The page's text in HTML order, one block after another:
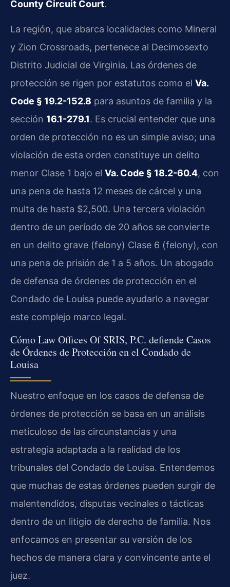
County Circuit Court.
La región, que abarca localidades como Mineral
y Zion Crossroads, pertenece al Decimosexto
Distrito Judicial de Virginia. Las órdenes de
protección se rigen por estatutos como el Va.
Code § 19.2-152.8 para asuntos de familia y la
sección 16.1-279.1. Es crucial entender que una
orden de protección no es un simple aviso; una
violación de esta orden constituye un delito
menor Clase 1 bajo el Va. Code § 18.2-60.4, con
una pena de hasta 12 meses de cárcel y una
multa de hasta $2,500. Una tercera violación
dentro de un período de 20 años se convierte
en un delito grave (felony) Clase 6 (felony), con
una pena de prisión de 1 a 5 años. Un abogado
de defensa de órdenes de protección en el
Condado de Louisa puede ayudarlo a navegar
este complejo marco legal.
Cómo Law Offices Of SRIS, P.C. defiende Casos
de Órdenes de Protección en el Condado de
Louisa
Nuestro enfoque en los casos de defensa de
órdenes de protección se basa en un análisis
meticuloso de las circunstancias y una
estrategia adaptada a la realidad de los
tribunales del Condado de Louisa. Entendemos
que muchas de estas órdenes pueden surgir de
malentendidos, disputas vecinales o tácticas
dentro de un litigio de derecho de familia. Nos
enfocamos en presentar su versión de los
hechos de manera clara y convincente ante el
juez.